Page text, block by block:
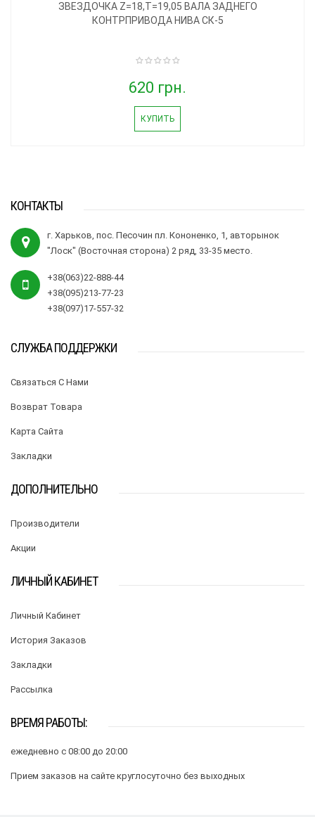
ЗВЕЗДОЧКА Z=18,T=19,05 ВАЛА ЗАДНЕГО
КОНТРПРИВОДА НИВА СК-5
620 грн.
КУПИТЬ
КОНТАКТЫ
г. Харьков, пос. Песочин пл. Кононенко, 1, авторынок
"Лоск" (Восточная сторона) 2 ряд, 33-35 место.
+38(063)22-888-44
+38(095)213-77-23
+38(097)17-557-32
СЛУЖБА ПОДДЕРЖКИ
Связаться С Нами
Возврат Товара
Карта Сайта
Закладки
ДОПОЛНИТЕЛЬНО
Производители
Акции
ЛИЧНЫЙ КАБИНЕТ
Личный Кабинет
История Заказов
Закладки
Рассылка
ВРЕМЯ РАБОТЫ:
ежедневно с 08:00 до 20:00
Прием заказов на сайте круглосуточно без выходных